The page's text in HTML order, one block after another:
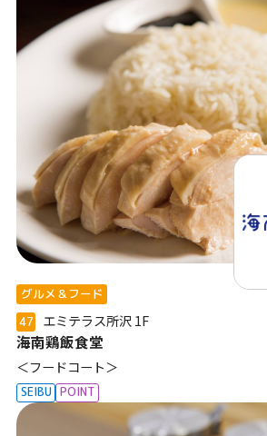
グルメ＆フード
47
エミテラス所沢1F
海南鶏飯食堂
＜フードコート＞
SEIBU POINT